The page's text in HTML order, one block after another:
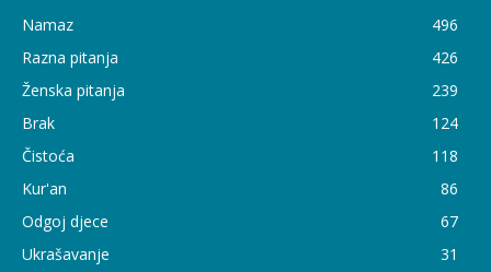
Namaz
496
Razna pitanja
426
Ženska pitanja
239
Brak
124
Čistoća
118
Kur'an
86
Odgoj djece
67
Ukrašavanje
31